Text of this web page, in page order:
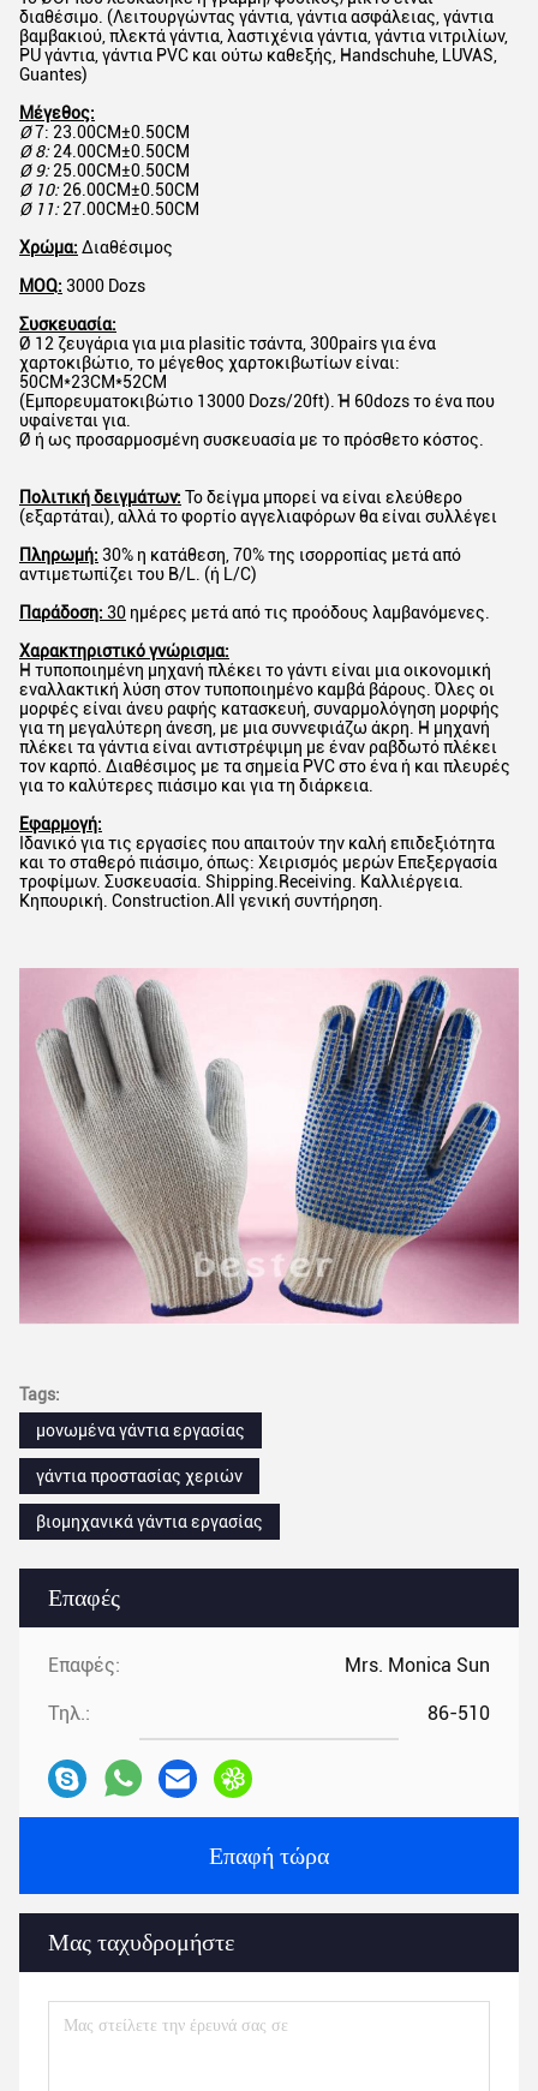
Επαφές
Επαφές: Mrs. Monica Sun
Τηλ.: 86-510
Επαφή τώρα
Μας ταχυδρομήστε
διαθέσιμο. (Λειτουργώντας γάντια, γάντια ασφάλειας, γάντια
βαμβακιού, πλεκτά γάντια, λαστιχένια γάντια, γάντια νιτριλίων,
PU γάντια, γάντια PVC και ούτω καθεξής, Handschuhe, LUVAS,
Guantes)
Μέγεθος:
Ø7: 23.00CM±0.50CM
Ø 8: 24.00CM±0.50CM
Ø 9: 25.00CM±0.50CM
Ø 10: 26.00CM±0.50CM
Ø 11: 27.00CM±0.50CM
Χρώμα: Διαθέσιμος
MOQ: 3000 Dozs
Συσκευασία:
Ø 12 ζευγάρια για μια plasitic τσάντα, 300pairs για ένα
χαρτοκιβώτιο, το μέγεθος χαρτοκιβωτίων είναι:
50CM*23CM*52CM
(Εμπορευματοκιβώτιο 13000 Dozs/20ft). Ή 60dozs το ένα που
υφαίνεται για.
Ø ή ως προσαρμοσμένη συσκευασία με το πρόσθετο κόστος.
Πολιτική δειγμάτων: Το δείγμα μπορεί να είναι ελεύθερο
(εξαρτάται), αλλά το φορτίο αγγελιαφόρων θα είναι συλλέγει
Πληρωμή: 30% η κατάθεση, 70% της ισορροπίας μετά από
αντιμετωπίζει του B/L. (ή L/C)
Παράδοση: 30 ημέρες μετά από τις προόδους λαμβανόμενες.
Χαρακτηριστικό γνώρισμα:
Η τυποποιημένη μηχανή πλέκει το γάντι είναι μια οικονομική
εναλλακτική λύση στον τυποποιημένο καμβά βάρους. Όλες οι
μορφές είναι άνευ ραφής κατασκευή, συναρμολόγηση μορφής
για τη μεγαλύτερη άνεση, με μια συννεφιάζω άκρη. Η μηχανή
πλέκει τα γάντια είναι αντιστρέψιμη με έναν ραβδωτό πλέκει
τον καρπό. Διαθέσιμος με τα σημεία PVC στο ένα ή και πλευρές
για το καλύτερες πιάσιμο και για τη διάρκεια.
Εφαρμογή:
Ιδανικό για τις εργασίες που απαιτούν την καλή επιδεξιότητα
και το σταθερό πιάσιμο, όπως: Χειρισμός μερών Επεξεργασία
τροφίμων. Συσκευασία. Shipping.Receiving. Καλλιέργεια.
Κηπουρική. Construction.All γενική συντήρηση.
Tags:
μονωμένα γάντια εργασίας
γάντια προστασίας χεριών
βιομηχανικά γάντια εργασίας